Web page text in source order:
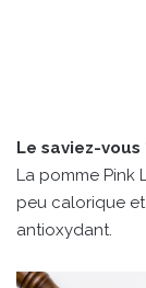
Le saviez-vous
La pomme Pink
peu calorique
antioxydant.